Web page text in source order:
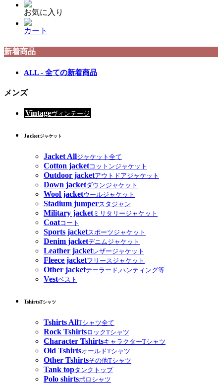
お気に入り
カート
新着商品
ALL - 全ての新着商品
メンズ
Vintageヴィンテージ
Jacketジャケット
Jacket Allジャケット全て
Cotton jacketコットンジャケット
Outdoor jacketアウトドアジャケット
Down jacketダウンジャケット
Wool jacketウールジャケット
Stadium jumperスタジャン
Military jacketミリタリージャケット
Coatコート
Sports jacketスポーツジャケット
Denim jacketデニムジャケット
Leather jacketレザージャケット
Fleece jacketフリースジャケット
Other jacketテーラード,ハンティング等
Vestベスト
TshirtsTシャツ
Tshirts AllTシャツ全て
Rock TshirtsロックTシャツ
Character TshirtsキャラクターTシャツ
Old TshirtsオールドTシャツ
Other Tshirtsその他Tシャツ
Tank topタンクトップ
Polo shirtsポロシャツ